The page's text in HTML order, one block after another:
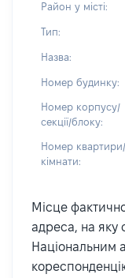
Район у місті:
Тип:
Назва:
Номер будинку:
Номер корпусу/
секції/блоку:
Номер квартири/
кімнати:
Місце
адреса, на яку
Національним